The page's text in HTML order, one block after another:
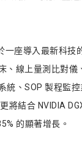
座導入最新科
線上量測比對
、SOP 製程監
結合 NVIDIA
的顯著增長。